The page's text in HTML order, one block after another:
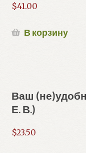
$41.00
В корзину
Ваш
Е. В.)
$23.50